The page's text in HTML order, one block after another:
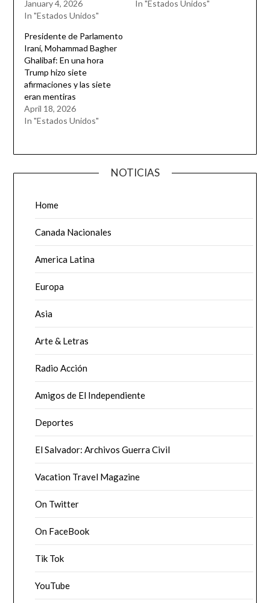
January 4, 2026
In "Estados Unidos"
In "Estados Unidos"
Presidente de Parlamento
Iraní, Mohammad Bagher
Ghalibaf: En una hora
Trump hizo siete
afirmaciones y las siete
eran mentiras
April 18, 2026
In "Estados Unidos"
NOTICIAS
Home
Canada Nacionales
America Latina
Europa
Asia
Arte & Letras
Radio Acción
Amigos de El Independiente
Deportes
El Salvador: Archivos Guerra Civil
Vacation Travel Magazine
On Twitter
On FaceBook
Tik Tok
YouTube